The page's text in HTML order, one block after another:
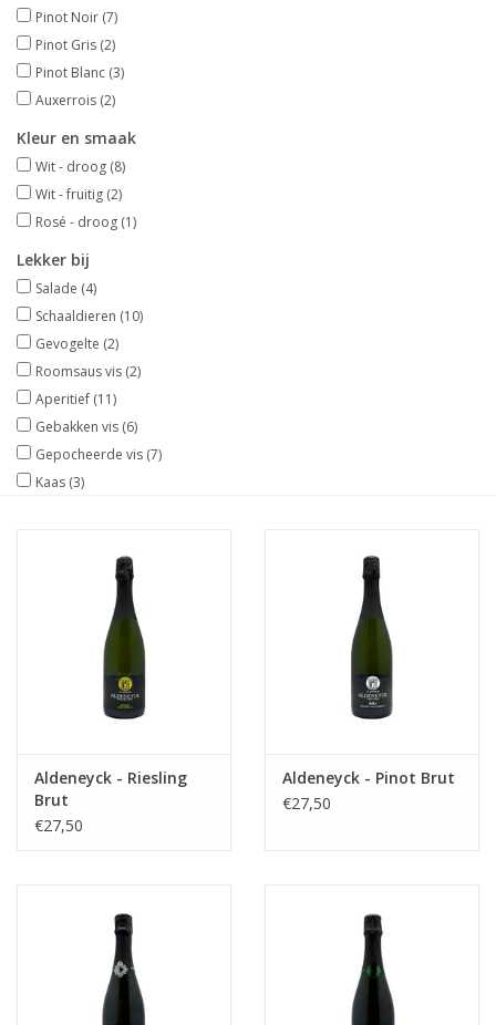
Pinot Noir (7)
Pinot Gris (2)
Pinot Blanc (3)
Auxerrois (2)
Kleur en smaak
Wit - droog (8)
Wit - fruitig (2)
Rosé - droog (1)
Lekker bij
Salade (4)
Schaaldieren (10)
Gevogelte (2)
Roomsaus vis (2)
Aperitief (11)
Gebakken vis (6)
Gepocheerde vis (7)
Kaas (3)
Aldeneyck - Riesling
Brut
€27,50
Aldeneyck - Pinot Brut
€27,50